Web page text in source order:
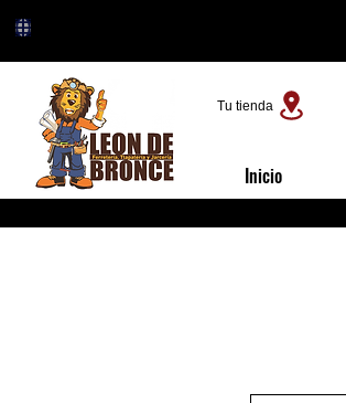
Tu tienda
Inicio